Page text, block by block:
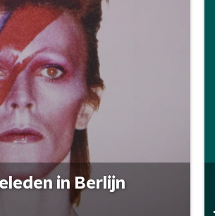
in Berlijn